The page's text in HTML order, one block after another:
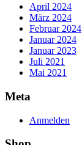
April 2024
März 2024
Februar 2024
Januar 2024
Januar 2023
Juli 2021
Mai 2021
Meta
Anmelden